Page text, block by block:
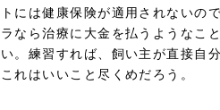
トには健康保険が適用されないの
ラなら治療に大金を払うようなこ
い。練習すれば、飼い主が直接自
これはいいこと尽くめだろう。